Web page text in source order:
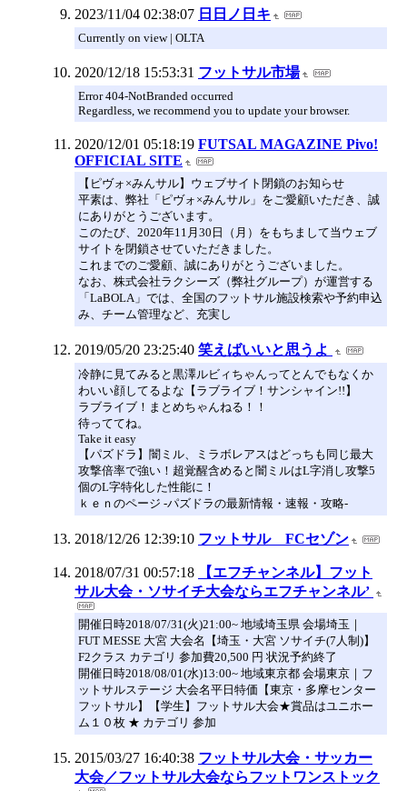
2023/11/04 02:38:07 日日ノ日キ
Currently on view | OLTA
2020/12/18 15:53:31 フットサル市場
Error 404-NotBranded occurred
Regardless, we recommend you to update your browser.
2020/12/01 05:18:19 FUTSAL MAGAZINE Pivo!
OFFICIAL SITE
【ピヴォ×みんサル】ウェブサイト閉鎖のお知らせ
平素は、弊社「ピヴォ×みんサル」をご愛顧いただき、誠
にありがとうございます。
このたび、2020年11月30日（月）をもちまして当ウェブ
サイトを閉鎖させていただきました。
これまでのご愛顧、誠にありがとうございました。
なお、株式会社ラクシーズ（弊社グループ）が運営する
「LaBOLA」では、全国のフットサル施設検索や予約申込
み、チーム管理など、充実し
2019/05/20 23:25:40 笑えばいいと思うよ
冷静に見てみると黒澤ルビィちゃんってとんでもなくか
わいい顔してるよな【ラブライブ！サンシャイン!!】
ラブライブ！まとめちゃんねる！！
待っててね。
Take it easy
【パズドラ】闇ミル、ミラボレアスはどっちも同じ最大
攻撃倍率で強い！超覚醒含めると闇ミルはL字消し攻撃5
個のL字特化した性能に！
ｋｅｎのページ -パズドラの最新情報・速報・攻略-
2018/12/26 12:39:10 フットサル FCセゾン
2018/07/31 00:57:18
【エフチャンネル】フット
サル大会・ソサイチ大会ならエフチャンネル’
開催日時2018/07/31(火)21:00~ 地域埼玉県 会場埼玉｜
FUT MESSE 大宮 大会名【埼玉・大宮 ソサイチ(7人制)】
F2クラス カテゴリ 参加費20,500 円 状況予約終了
開催日時2018/08/01(水)13:00~ 地域東京都 会場東京｜フ
ットサルステージ 大会名平日特価【東京・多摩センター
フットサル】【学生】フットサル大会★賞品はユニホー
ム１０枚 ★ カテゴリ 参加
2015/03/27 16:40:38 フットサル大会・サッカー
大会／フットサル大会ならフットワンストック